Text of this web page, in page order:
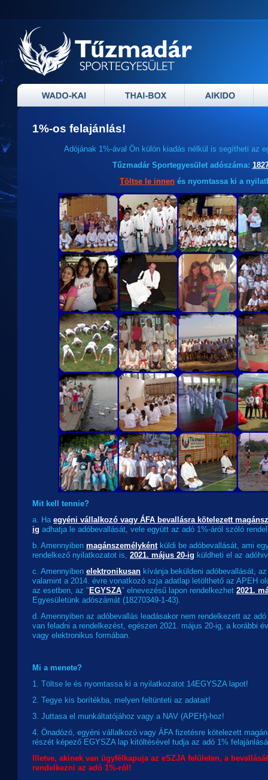
1%-os felajánlás!
Adójának 1%-ával Ön külön kiadás nélkül is segítheti az
Tűzmadár Sportegyesület adószáma:
Töltse le innen és nyomtassa ki a
Mit kell tennie?
a. Ha egyéni vállalkozó vagy ÁFA bevallásra kötelezett
ig adhatja le adóbevallását, vele együtt az adó 1%-áról szóló
b. Amennyiben magánszemélykéntküldi be adóbevallását, ami
rendelkező nyilatkozatot is, 2021. május 20-ig küldheti el az
c. Amennyiben elektronikusan kívánja beküldeni adóbevallását,
valamint a 2014. évre vonatkozó szja adatlap letölthető az APEH
az esetben, az " EGYSZA" elnevezésű lapon rendelkezhet 2021.
Egyesületünk adószámát (18270349-1-43).
d. Amennyiben az adóbevallás leadásakor nem rendelkezett az
van feladni a rendelkezést, egészen 2021. május 20-ig, a korábbi
vagy elektronikus formában.
Mi a menete?
1. Töltse le és nyomtassa ki a nyilatkozatot 14EGYSZA lapot!
2. Tegye kis borítékba, melyen feltünteti az adatait!
3. Juttasa el munkáltatójához vagy a NAV (APEH)-hoz!
4. Önadózó, egyéni vállalkozó vagy ÁFA fizetésre kötelezett
részét képező EGYSZA lap kitöltésével tudja az adó 1%
Illetve, akinek van ügyfélkapuja az eSZJA felületen, a
rendelkezni az adó 1%-ról!